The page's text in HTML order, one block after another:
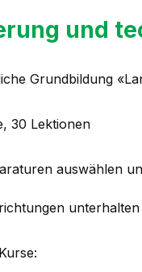
und
Grundbildung
30 Lektionen
auswählen
unterhalten